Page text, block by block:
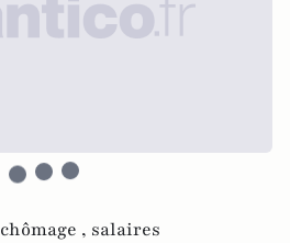
chômage , salaires